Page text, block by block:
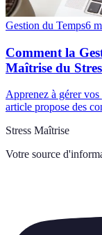
Gestion du Temps6
Comment la
Maîtrise du
Apprenez à gérer
article propose des
Stress Maîtrise
Votre source